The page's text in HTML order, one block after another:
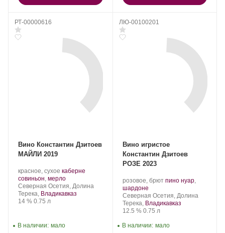
РТ-00000616
Вино Константин Дзитоев
МАЙЛИ 2019
Производитель:
Константин
Дзитоев.
красное, сухое .
Сорт
винограда:
каберне
совиньон, мерло.
Регион:
Северная Осетия, Долина
Терека, Владикавказ
Крепость
14 %. Объем
0.75 л
В наличии: мало
ЛЮ-00100201
Вино игристое
Константин Дзитоев
РОЗЕ 2023
Производитель:
Константин
Дзитоев.
розовое, брют .
винограда:
пино нуар,
шардоне.
Регион:
Северная Осетия, Долина
Терека, Владикавказ
Крепость
12.5 %. Объем
0.75 л
В наличии: мало